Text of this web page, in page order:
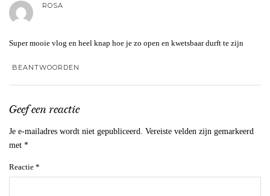
ROSA
Super mooie vlog en heel knap hoe je zo open en kwetsbaar durft te zijn
BEANTWOORDEN
Geef een reactie
Je e-mailadres wordt niet gepubliceerd.
Vereiste velden zijn gemarkeerd
met *
Reactie *